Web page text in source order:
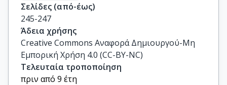
Σελίδες (από-έως)
245-247
Άδεια χρήσης
Creative Commons Αναφορά Δημιουργού-Μη
Εμπορική Χρήση 4.0 (CC-BY-NC)
Τελευταία τροποποίηση
πριν από 9 έτη